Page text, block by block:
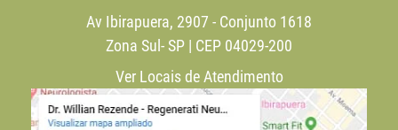
Av Ibirapuera, 2907 - Conjunto 1618
Zona Sul- SP | CEP 04029-200
Ver Locais de Atendimento